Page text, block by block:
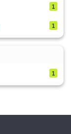
1
1
1